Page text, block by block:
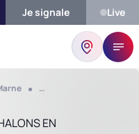
Je signale Live
Club Espe Basket